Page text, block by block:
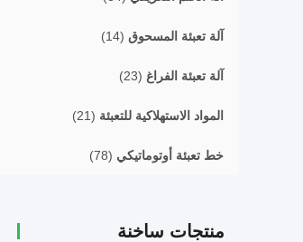
آلة تعبئة المسحوق (14)
آلة تعبئة الفراغ (23)
المواد الاستهلاكية للتعبئة (21)
خط تعبئة أوتوماتيكي (78)
منتجات ساخنة